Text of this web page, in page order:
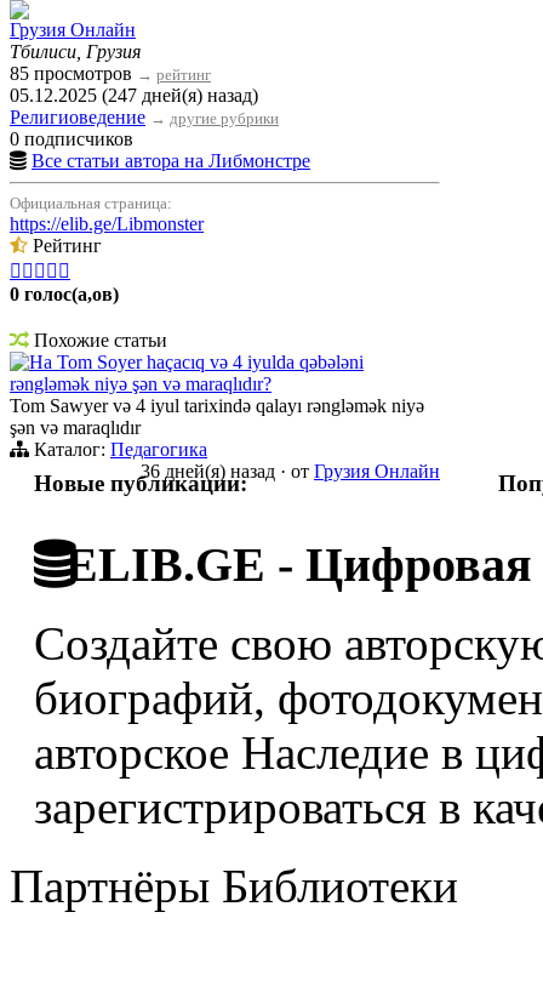
Грузия Онлайн
Тбилиси, Грузия
85 просмотров → рейтинг
05.12.2025 (247 дней(я) назад)
Религиоведение → другие рубрики
0 подписчиков
Все статьи автора на Либмонстре
Официальная страница:
https://elib.ge/Libmonster
Рейтинг
    
0 голос(а,ов)
Похожие статьи
Ha Tom Soyer haçacıq və 4 iyulda qəbələni
rəngləmək niyə şən və maraqlıdır?
Tom Sawyer və 4 iyul tarixində qalayı rəngləmək niyə
şən və maraqlıdır
Каталог: Педагогика
36 дней(я) назад · от Грузия Онлайн
Новые публикации:
ELIB.GE - Цифровая
Создайте свою
биографий,
авторское Наследие в
зарегистрироваться в
Партнёры Библиотеки